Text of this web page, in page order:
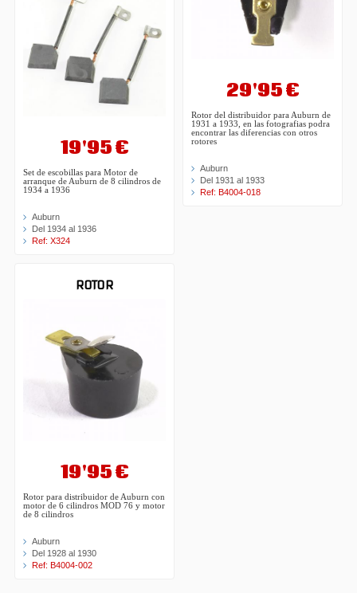
19'95 €
Set de escobillas para Motor de
arranque de Auburn de 8 cilindros de
1934 a 1936
Auburn
Del 1934 al 1936
Ref: X324
ROTOR
19'95 €
Rotor para distribuidor de Auburn con
motor de 6 cilindros MOD 76 y motor
de 8 cilindros
Auburn
Del 1928 al 1930
Ref: B4004-002
29'95 €
Rotor del distribuidor para Auburn de
1931 a 1933, en las fotografias podra
encontrar las diferencias con otros
rotores
Auburn
Del 1931 al 1933
Ref: B4004-018